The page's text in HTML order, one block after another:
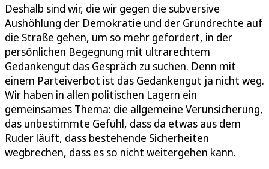
Deshalb sind wir, die wir gegen die subversive
Aushöhlung der Demokratie und der Grundrechte auf
die Straße gehen, um so mehr gefordert, in der
persönlichen Begegnung mit ultrarechtem
Gedankengut das Gespräch zu suchen. Denn mit
einem Parteiverbot ist das Gedankengut ja nicht weg.
Wir haben in allen politischen Lagern ein
gemeinsames Thema: die allgemeine Verunsicherung,
das unbestimmte Gefühl, dass da etwas aus dem
Ruder läuft, dass bestehende Sicherheiten
wegbrechen, dass es so nicht weitergehen kann.